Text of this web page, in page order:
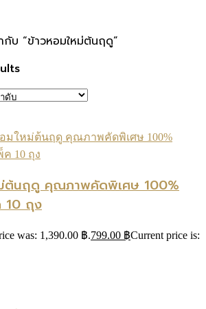
บ “ข้าวหอมใหม่ต้นฤดู”
ต้นฤดู คุณภาพคัดพิเศษ 100%
10 ถุง
was: 1,390.00 ฿.799.00 ฿Current price is: